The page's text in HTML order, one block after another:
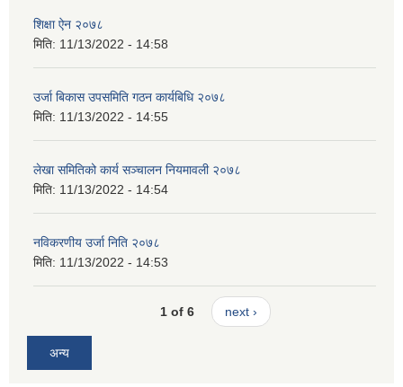
शिक्षा ऐन २०७८
मिति: 11/13/2022 - 14:58
उर्जा बिकास उपसमिति गठन कार्यबिधि २०७८
मिति: 11/13/2022 - 14:55
लेखा समितिको कार्य सञ्चालन नियमावली २०७८
मिति: 11/13/2022 - 14:54
नविकरणीय उर्जा निति २०७८
मिति: 11/13/2022 - 14:53
1 of 6 next ›
अन्य